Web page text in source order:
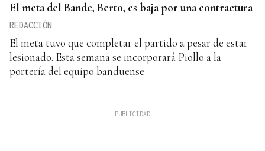
El meta del Bande, Berto, es baja por una contractura
REDACCIÓN
El meta tuvo que completar el partido a pesar de estar
lesionado. Esta semana se incorporará Piollo a la
portería del equipo banduense